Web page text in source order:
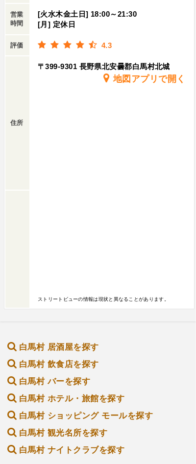
営業
時間
[火水木金土日] 18:00～21:30
[月] 定休日
評価 4.3
住所
〒399-9301 長野県北安曇郡白馬村北城
地図アプリで開く
ストリートビューの情報は現状と異なることがあります。
白馬村 居酒屋を探す
白馬村 飲食店を探す
白馬村 バーを探す
白馬村 ホテル・旅館を探す
白馬村 ショッピング モールを探す
白馬村 観光名所を探す
白馬村 ナイトクラブを探す